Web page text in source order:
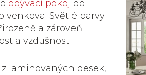
obývací pokoj do
venkova. Světlé barvy
a zároveň
a vzdušnost.
laminovaných desek,